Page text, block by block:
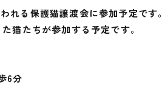
れる保護猫譲渡会に参加予定です。
猫たちが参加する予定です。
6分